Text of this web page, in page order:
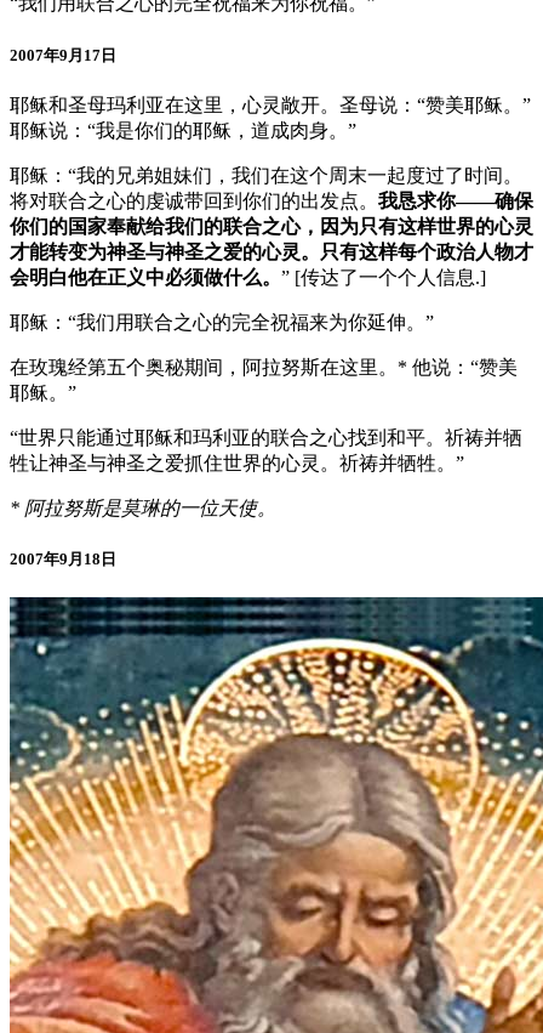
2007年9月17日
耶稣和圣母玛利亚在这里，心灵敞开。圣母说：“赞美耶稣。”
耶稣说：“我是你们的耶稣，道成肉身。”
耶稣：“我的兄弟姐妹们，我们在这个周末一起度过了时间。
将对联合之心的虔诚带回到你们的出发点。 我恳求你——确保
你们的国家奉献给我们的联合之心，因为只有这样世界的心灵
才能转变为神圣与神圣之爱的心灵。只有这样每个政治人物才
会明白他在正义中必须做什么。 ” [传达了一个个人信息.]
耶稣：“我们用联合之心的完全祝福来为你延伸。”
在玫瑰经第五个奥秘期间，阿拉努斯在这里。* 他说：“赞美
耶稣。”
“世界只能通过耶稣和玛利亚的联合之心找到和平。祈祷并牺
牲让神圣与神圣之爱抓住世界的心灵。祈祷并牺牲。”
* 阿拉努斯是莫琳的一位天使。
2007年9月18日